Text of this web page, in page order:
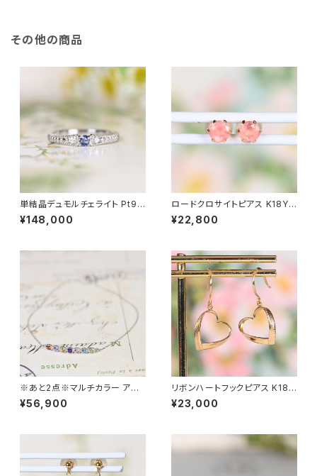
その他の商品
単結晶デュモルチェライト Pt95
0 リング 11号（GH1114）SA223
52
¥148,000
ロードクロサイトピアス K18YG
（GH3133）
¥22,800
※あと2点※マルチカラー アミ
ュレット K18WG ブレスレット
（YP1947）
¥56,900
リボンハートフックピアス K18Y
G（GH3136）
¥23,000